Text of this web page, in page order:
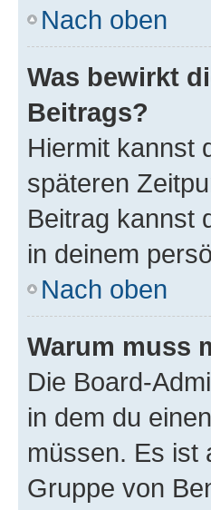
Nach oben
Was bewirkt
Beitrags?
Hiermit kannst
späteren
Beitrag kannst
in deinem
Nach oben
Warum muss
Die Board-
in dem du
müssen. Es ist
Gruppe von